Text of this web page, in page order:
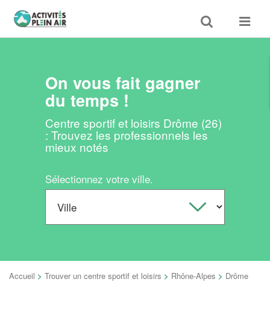
Toggle
search
Toggle
On vous fait gagner
du temps !
Centre sportif et loisirs Drôme (26)
: Trouvez les professionnels les
mieux notés
Sélectionnez votre ville.
Accueil > Trouver un centre sportif et loisirs > Rhône-Alpes > Drôme